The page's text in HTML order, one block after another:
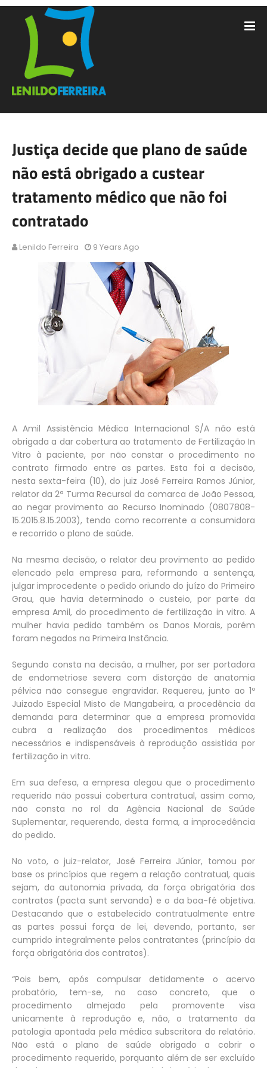
Justiça decide que plano de saúde
não está obrigado a custear
tratamento médico que não foi
contratado
Lenildo Ferreira 9 Years Ago
A Amil Assistência Médica Internacional S/A não está
obrigada a dar cobertura ao tratamento de Fertilização In
Vitro à paciente, por não constar o procedimento no
contrato firmado entre as partes. Esta foi a decisão,
nesta sexta-feira (10), do juiz José Ferreira Ramos Júnior,
relator da 2ª Turma Recursal da comarca de João Pessoa,
ao negar provimento ao Recurso Inominado (0807808-
15.2015.8.15.2003), tendo como recorrente a consumidora
e recorrido o plano de saúde.
Na mesma decisão, o relator deu provimento ao pedido
elencado pela empresa para, reformando a sentença,
julgar improcedente o pedido oriundo do juízo do Primeiro
Grau, que havia determinado o custeio, por parte da
empresa Amil, do procedimento de fertilização in vitro. A
mulher havia pedido também os Danos Morais, porém
foram negados na Primeira Instância.
Segundo consta na decisão, a mulher, por ser portadora
de endometriose severa com distorção de anatomia
pélvica não consegue engravidar. Requereu, junto ao 1º
Juizado Especial Misto de Mangabeira, a procedência da
demanda para determinar que a empresa promovida
cubra a realização dos procedimentos médicos
necessários e indispensáveis à reprodução assistida por
fertilização in vitro.
Em sua defesa, a empresa alegou que o procedimento
requerido não possui cobertura contratual, assim como,
não consta no rol da Agência Nacional de Saúde
Suplementar, requerendo, desta forma, a improcedência
do pedido.
No voto, o juiz-relator, José Ferreira Júnior, tomou por
base os princípios que regem a relação contratual, quais
sejam, da autonomia privada, da força obrigatória dos
contratos (pacta sunt servanda) e o da boa-fé objetiva.
Destacando que o estabelecido contratualmente entre
as partes possui força de lei, devendo, portanto, ser
cumprido integralmente pelos contratantes (princípio da
força obrigatória dos contratos).
“Pois bem, após compulsar detidamente o acervo
probatório, tem-se, no caso concreto, que o
procedimento almejado pela promovente visa
unicamente à reprodução e, não, o tratamento da
patologia apontada pela médica subscritora do relatório.
Não está o plano de saúde obrigado a cobrir o
procedimento requerido, porquanto além de ser excluído